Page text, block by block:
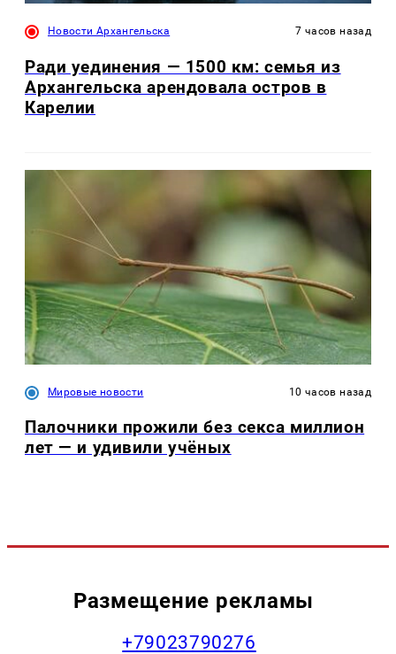
Новости Архангельска 7 часов назад
Ради уединения — 1500 км: семья из
Архангельска арендовала остров в
Карелии
Мировые новости 10 часов назад
Палочники прожили без секса миллион
лет — и удивили учёных
Размещение рекламы
+79023790276